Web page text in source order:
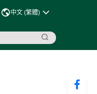
中文 (繁體)